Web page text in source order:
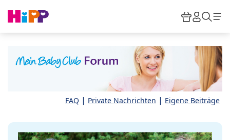
HiPP
FAQ | Private Nachrichten | Eigene Beiträge